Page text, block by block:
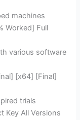
machines
Worked] Full
various software
[x64] [Final]
trials
Key All Versions